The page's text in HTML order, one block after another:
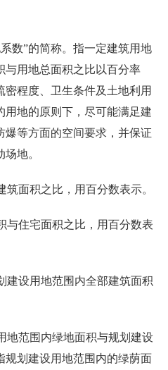
数”的简称。指一定建筑用地
与用地总面积之比以百分率
程度、卫生条件及土地利用
地的原则下，尽可能满足建
等方面的空间要求，并保证
地。
筑面积之比，用百分数表示。
与住宅面积之比，用百分数表
建设用地范围内全部建筑面积
地范围内绿地面积与规划建设
规划建设用地范围内的绿荫面